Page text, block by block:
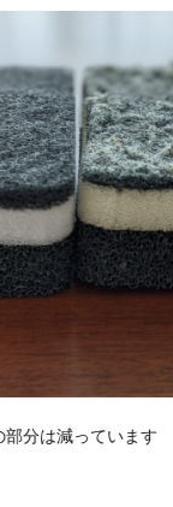
分は減っています